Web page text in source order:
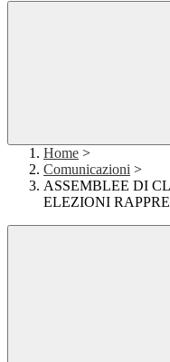
Home >
Comunicazioni >
ASSEMBLEE DI
ELEZIONI